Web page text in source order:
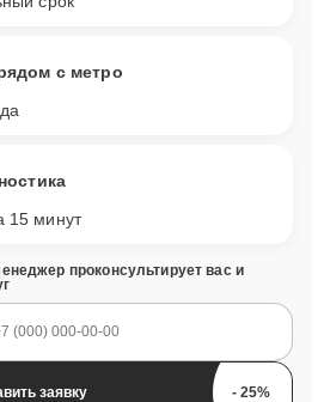
с метро
15 минут
проконсультирует вас и
заявку